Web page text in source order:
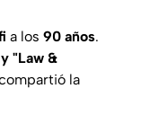
a los 90 años.
"Law &
la